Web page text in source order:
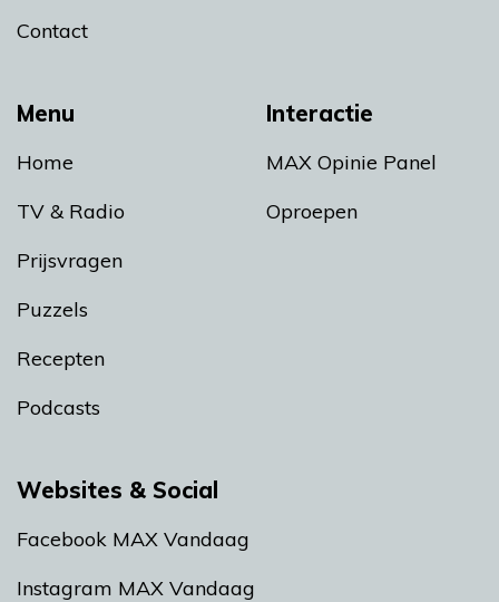
Menu
Home
TV & Radio
Prijsvragen
Puzzels
Recepten
Podcasts
Interactie
MAX Opinie Panel
Oproepen
Contact
Websites & Social
Facebook MAX Vandaag
Instagram MAX Vandaag